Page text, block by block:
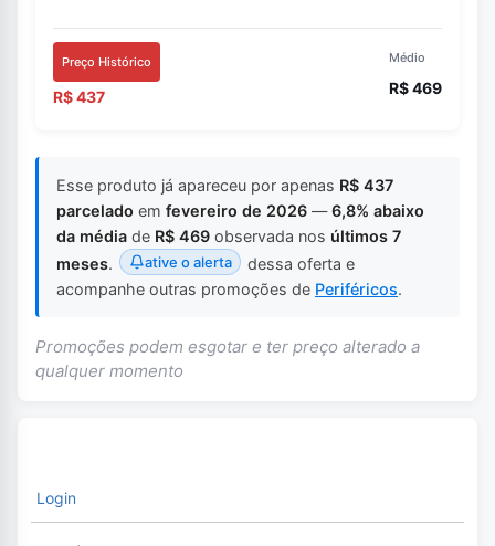
Preço Histórico
R$ 437
Médio
R$ 469
Esse produto já apareceu por apenas R$ 437
parcelado em fevereiro de 2026 —6,8% abaixo
da média de R$ 469 observada nos últimos 7
meses. ative o alerta
dessa oferta e
acompanhe outras promoções de Periféricos.
Promoções podem esgotar e ter preço alterado a
qualquer momento
Login